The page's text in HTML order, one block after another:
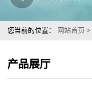
您当前的位置： 网站首页 >
产品展厅